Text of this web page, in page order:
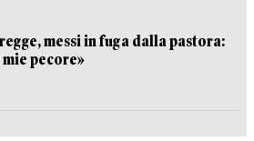
messi in fuga dalla pastora:
pecore»